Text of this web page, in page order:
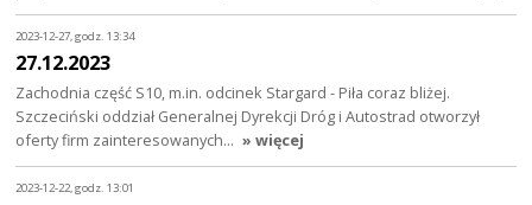
2023-12-27, godz. 13:34
27.12.2023
Zachodnia część S10, m.in. odcinek Stargard - Piła coraz bliżej.
Szczeciński oddział Generalnej Dyrekcji Dróg i Autostrad otworzył
oferty firm zainteresowanych… » więcej
2023-12-22, godz. 13:01